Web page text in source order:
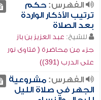
الفهرس:حكم
ترتيب الأذكار الواردة
بعد الصلاة
للشيخ: عبد العزيز بن باز
جزء من محاضرة ( فتاوى نور
على الدرب (391))
الفهرس:مشروعية
الجهر في صلاة الليل